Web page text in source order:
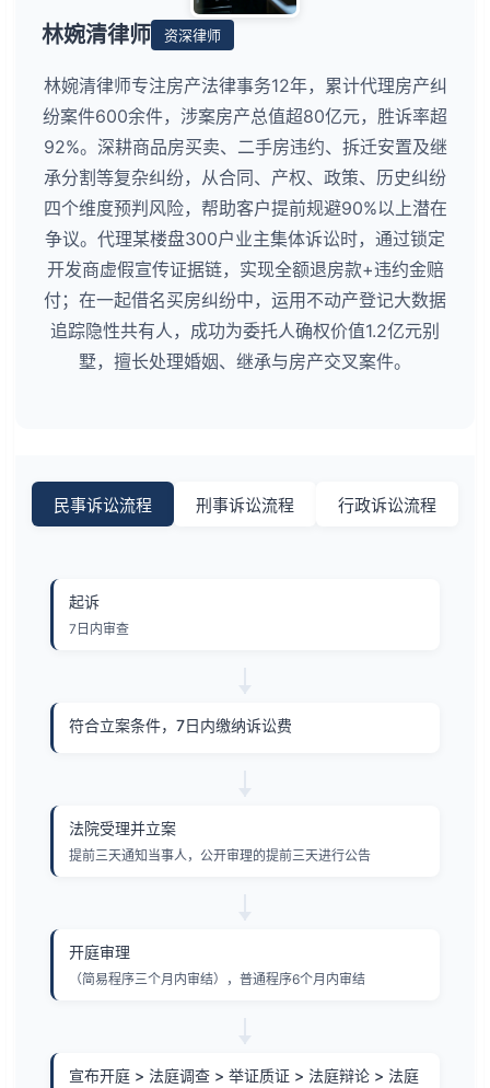
林婉清律师 资深律师
林婉清律师专注房产法律事务12年，累计代理房产纠
纷案件600余件，涉案房产总值超80亿元，胜诉率超
92%。深耕商品房买卖、二手房违约、拆迁安置及继
承分割等复杂纠纷，从合同、产权、政策、历史纠纷
四个维度预判风险，帮助客户提前规避90%以上潜在
争议。代理某楼盘300户业主集体诉讼时，通过锁定
开发商虚假宣传证据链，实现全额退房款+违约金赔
付；在一起借名买房纠纷中，运用不动产登记大数据
追踪隐性共有人，成功为委托人确权价值1.2亿元别
墅，擅长处理婚姻、继承与房产交叉案件。
民事诉讼流程 刑事诉讼流程 行政诉讼流程
起诉
7日内审查
符合立案条件，7日内缴纳诉讼费
法院受理并立案
提前三天通知当事人，公开审理的提前三天进行公告
开庭审理
（简易程序三个月内审结），普通程序6个月内审结
宣布开庭 > 法庭调查 > 举证质证 > 法庭辩论 > 法庭